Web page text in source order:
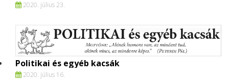
2020. július 23.
Politikai és egyéb kacsák
2020. július 16.